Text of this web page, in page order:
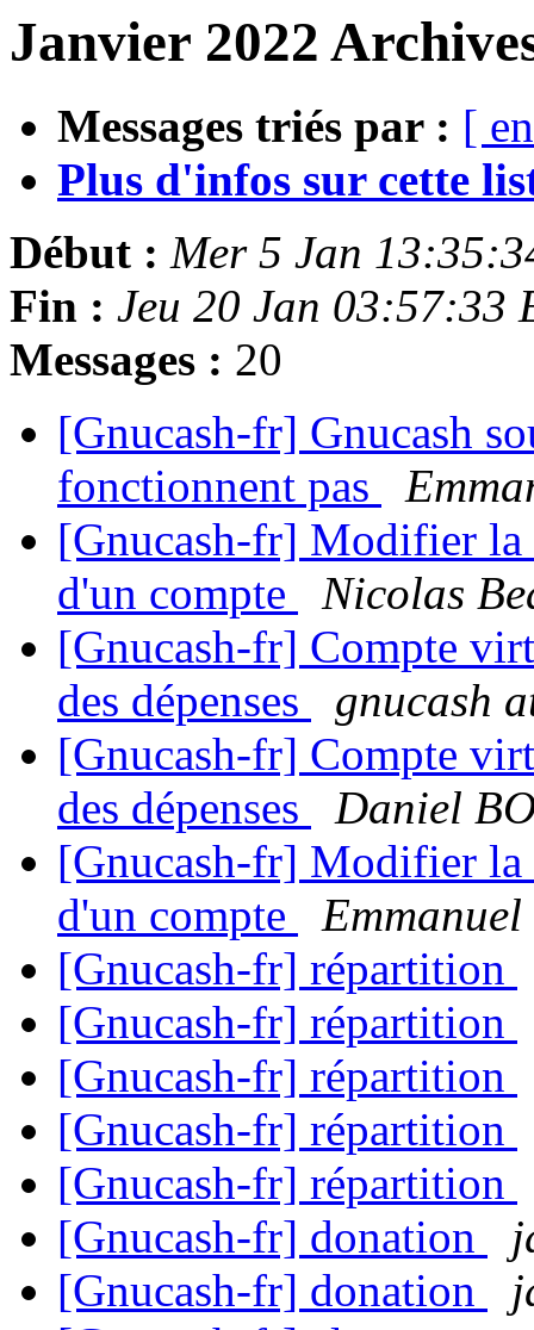
Janvier 2022
Messages triés par : [
Plus d'infos sur cette
Début : Mer 5 Jan
Fin : Jeu 20 Jan 03:57:33
Messages : 20
[Gnucash-fr] Gnucash
fonctionnent pas
[Gnucash-fr] Modifier la
d'un compte
Nicolas
[Gnucash-fr] Compte
des dépenses
gnucash
[Gnucash-fr] Compte
des dépenses
Daniel
[Gnucash-fr] Modifier la
d'un compte
[Gnucash-fr] répartition
[Gnucash-fr] répartition
[Gnucash-fr] répartition
[Gnucash-fr] répartition
[Gnucash-fr] répartition
[Gnucash-fr] donation
[Gnucash-fr] donation